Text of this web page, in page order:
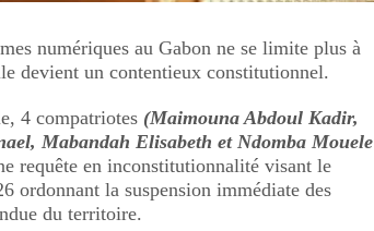
numériques au Gabon ne se limite plus à
devient un contentieux constitutionnel.
4 compatriotes (Maimouna Abdoul Kadir,
Mabandah Elisabeth et Ndomba Mouele
requête en inconstitutionnalité visant le
ordonnant la suspension immédiate des
du territoire.